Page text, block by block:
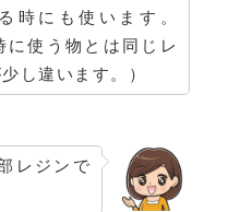
時にも使います。
に使う物とは同じレ
し違います。）
レジンで